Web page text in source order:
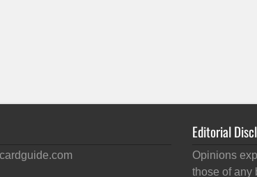
Editorial
Opinions
those of any